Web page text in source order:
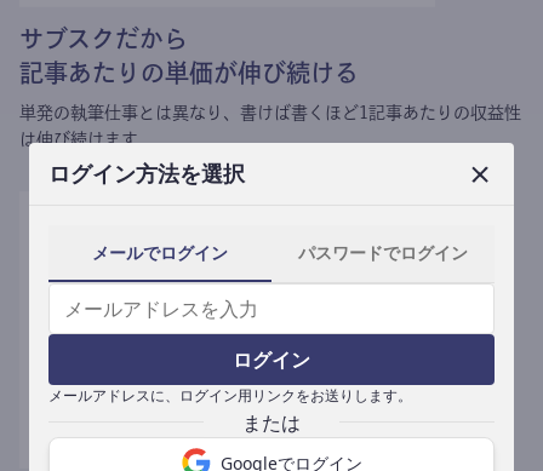
ログイン方法を選択
メールでログイン パスワードでログイン
ログイン
メールアドレスに、ログイン用リンクをお送りします。
Googleでログイン
サブスクだから
記事あたりの単価が伸び続ける
単発の執筆仕事とは異なり、 書けば書くほど1記事あたりの収益性
は伸び続けます。